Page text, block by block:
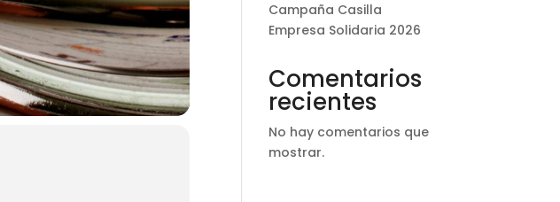
Campaña Casilla
Empresa Solidaria 2026
Comentarios
recientes
No hay comentarios que
mostrar.